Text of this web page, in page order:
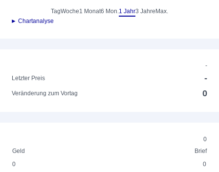
TagWoche1 Monat6 Mon.1 Jahr3 Jahre Max.
► Chartanalyse
-
Letzter Preis
-
Veränderung zum Vortag 0
0
Geld
Brief
0
0